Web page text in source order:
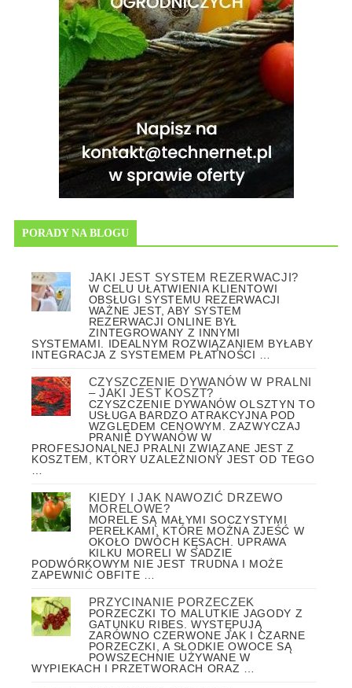
PORADY NA BLOGU
JAKI JEST SYSTEM REZERWACJI?
W CELU UŁATWIENIA KLIENTOWI
OBSŁUGI SYSTEMU REZERWACJI
WAŻNE JEST, ABY SYSTEM
REZERWACJI ONLINE BYŁ
ZINTEGROWANY Z INNYMI
SYSTEMAMI. IDEALNYM ROZWIĄZANIEM BYŁABY
INTEGRACJA Z SYSTEMEM PŁATNOŚCI …
CZYSZCZENIE DYWANÓW W PRALNI
– JAKI JEST KOSZT?
CZYSZCZENIE DYWANÓW OLSZTYN TO
USŁUGA BARDZO ATRAKCYJNA POD
WZGLĘDEM CENOWYM. ZAZWYCZAJ
PRANIE DYWANÓW W
PROFESJONALNEJ PRALNI ZWIĄZANE JEST Z
KOSZTEM, KTÓRY UZALEŻNIONY JEST OD TEGO
…
KIEDY I JAK NAWOZIĆ DRZEWO
MORELOWE?
MORELE SĄ MAŁYMI SOCZYSTYMI
PEREŁKAMI, KTÓRE MOŻNA ZJEŚĆ W
OKOŁO DWÓCH KĘSACH. UPRAWA
KILKU MORELI W SADZIE
PODWÓRKOWYM NIE JEST TRUDNA I MOŻE
ZAPEWNIĆ OBFITE …
PRZYCINANIE PORZECZEK
PORZECZKI TO MALUTKIE JAGODY Z
GATUNKU RIBES. WYSTĘPUJĄ
ZARÓWNO CZERWONE JAK I CZARNE
PORZECZKI, A SŁODKIE OWOCE SĄ
POWSZECHNIE UŻYWANE W
WYPIEKACH I PRZETWORACH ORAZ …